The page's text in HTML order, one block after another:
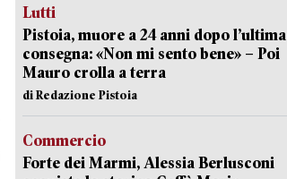
Lutti
Pistoia, muore a 24 anni dopo l’ultima
consegna: «Non mi sento bene» – Poi
Mauro crolla a terra
di Redazione Pistoia
Commercio
Forte dei Marmi, Alessia Berlusconi